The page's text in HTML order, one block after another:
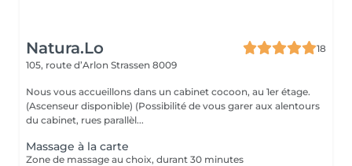
Natura.Lo
18
105, route d’Arlon Strassen 8009
Nous vous accueillons dans un cabinet cocoon, au 1er étage.
(Ascenseur disponible) (Possibilité de vous garer aux alentours
du cabinet, rues parallèl...
Massage à la carte
Zone de massage au choix, durant 30 minutes